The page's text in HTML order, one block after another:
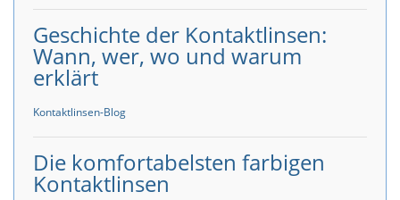
Geschichte der Kontaktlinsen:
Wann, wer, wo und warum
erklärt
Kontaktlinsen-Blog
Die komfortabelsten farbigen
Kontaktlinsen